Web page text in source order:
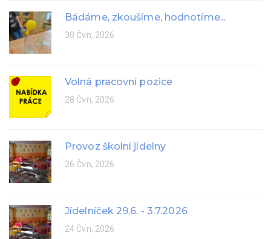
Bádáme, zkoušíme, hodnotíme...
30 Čvn, 2026
Volná pracovní pozice
28 Čvn, 2026
Provoz školní jídelny
26 Čvn, 2026
Jídelníček 29.6. - 3.7.2026
24 Čvn, 2026